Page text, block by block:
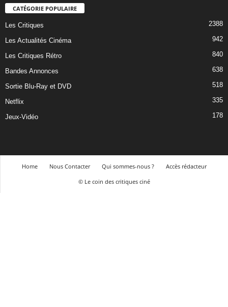
CATÉGORIE POPULAIRE
Les Critiques 2388
Les Actualités Cinéma 942
Les Critiques Rétro 840
Bandes Annonces 638
Sortie Blu-Ray et DVD 518
Netflix 335
Jeux-Vidéo 178
Home Nous Contacter Qui sommes-nous ?
Accès rédacteur
© Le coin des critiques ciné